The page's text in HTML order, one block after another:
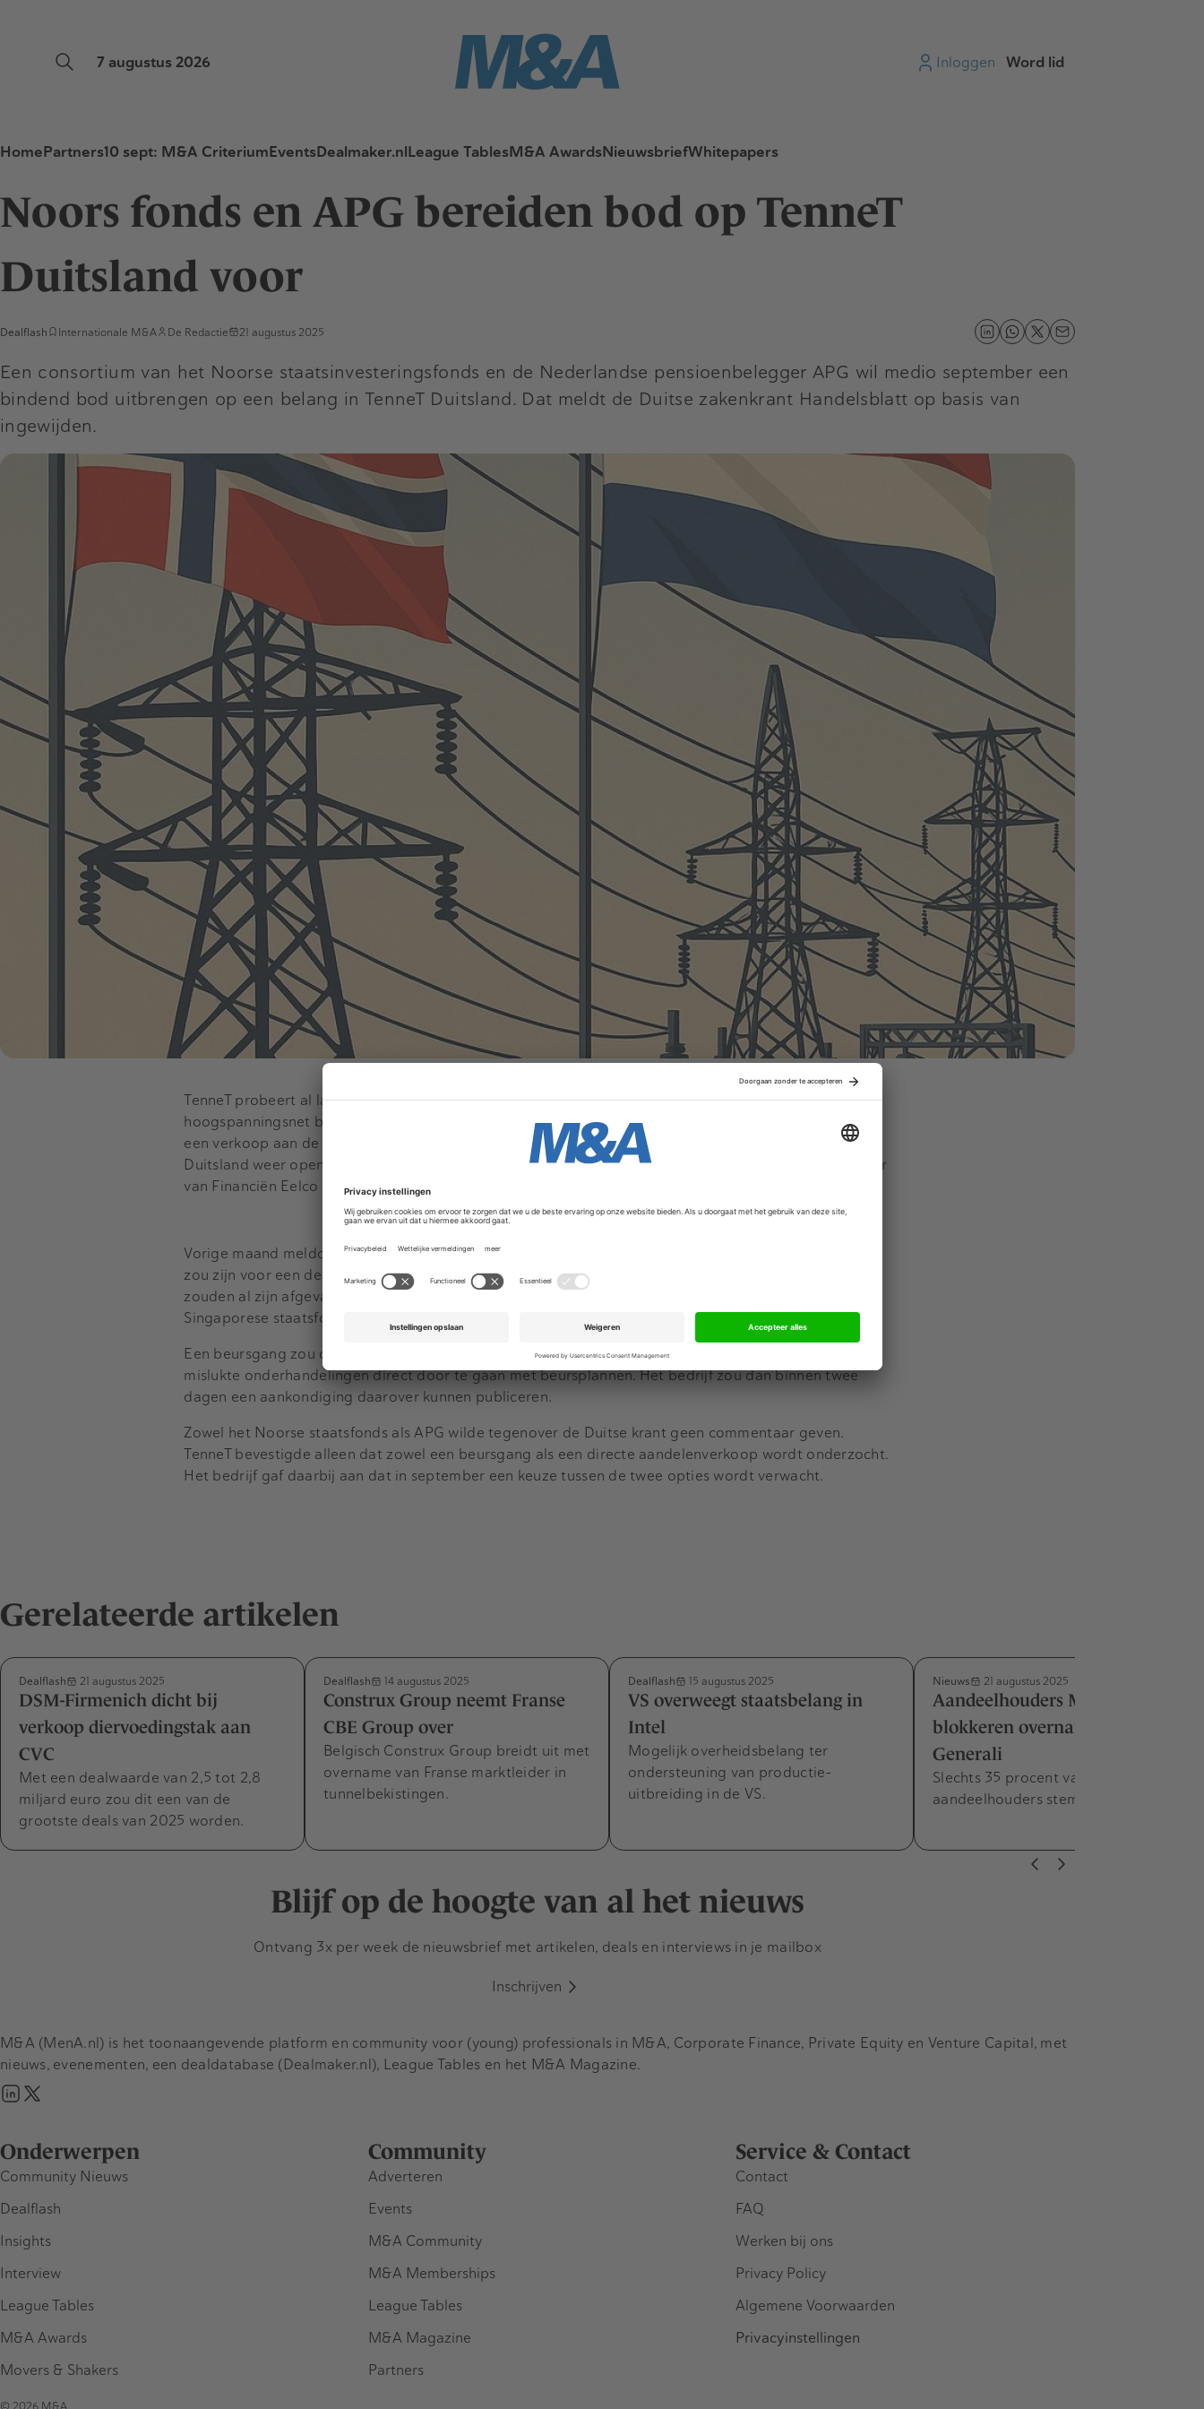
7 augustus 2026 Inloggen Word lid
HomePartners10 sept: M&A CriteriumEventsDealmaker.nlLeague TablesM&A AwardsNieuwsbriefWhitepapers
Noors fonds en APG bereiden bod op TenneT
Duitsland voor
Dealflash Internationale M&A De Redactie 21 augustus 2025
Een consortium van het Noorse staatsinvesteringsfonds en de Nederlandse pensioenbelegger APG wil medio september een
bindend bod uitbrengen op een belang in TenneT Duitsland. Dat meldt de Duitse zakenkrant Handelsblatt op basis van
ingewijden.
TenneT probeert al langer van de Duitse tak af te komen. Het onderhouden van het Duitse
hoogspanningsnet behoort niet tot de taken van een Nederlands staatsbedrijf, vindt het kabinet. Maar
een verkoop aan de Duitse overheid liep eerder spaak. Daardoor kwam de toekomst van TenneT
Duitsland weer open te liggen. Na de zomer volgt waarschijnlijk een besluit, heeft demissionair minister
van Financiën Eelco Heinen (VVD) in juni laten weten.
Advertentie
Vorige maand meldde Het Financieele Dagblad al dat alleen het consortium met APG nog in gesprek
zou zijn voor een deelneming in TenneT Duitsland. Andere investeerders die een voorlopig bod deden,
zouden al zijn afgevallen. Volgens Handelsblatt zijn de consortiumpartners ook nog in gesprek met het
Singaporese staatsfonds GIC, dat zich nog bij de twee zou kunnen aansluiten.
Een beursgang zou ook nog een optie zijn. Volgens Handelsblatt is TenneT Duitsland voorbereid om bij
mislukte onderhandelingen direct door te gaan met beursplannen. Het bedrijf zou dan binnen twee
dagen een aankondiging daarover kunnen publiceren.
Zowel het Noorse staatsfonds als APG wilde tegenover de Duitse krant geen commentaar geven.
TenneT bevestigde alleen dat zowel een beursgang als een directe aandelenverkoop wordt onderzocht.
Het bedrijf gaf daarbij aan dat in september een keuze tussen de twee opties wordt verwacht.
Gerelateerde artikelen
Dealflash 21 augustus 2025
DSM-Firmenich dicht bij
verkoop diervoedingstak aan
CVC
Met een dealwaarde van 2,5 tot 2,8
miljard euro zou dit een van de
grootste deals van 2025 worden.
Dealflash 14 augustus 2025
Construx Group neemt Franse
CBE Group over
Belgisch Construx Group breidt uit met
overname van Franse marktleider in
tunnelbekistingen.
Dealflash 15 augustus 2025
VS overweegt staatsbelang in
Intel
Mogelijk overheidsbelang ter
ondersteuning van productie-
uitbreiding in de VS.
Nieuws 21 augustus 2025
Aandeelhouders Mediobanca
blokkeren overname Banca
Generali
Slechts 35 procent van de
aandeelhouders stemde voor het plan.
Blijf op de hoogte van al het nieuws
Ontvang 3x per week de nieuwsbrief met artikelen, deals en interviews in je mailbox
Inschrijven
Onderwerpen
Community Nieuws
Dealflash
Insights
Interview
League Tables
M&A Awards
Movers & Shakers
Community
Adverteren
Events
M&A Community
M&A Memberships
League Tables
M&A Magazine
Partners
Service & Contact
Contact
FAQ
Werken bij ons
Privacy Policy
Algemene Voorwaarden
Privacyinstellingen
M&A (MenA.nl) is het toonaangevende platform en community voor (young) professionals in M&A, Corporate Finance, Private Equity en Venture Capital, met
nieuws, evenementen, een dealdatabase (Dealmaker.nl), League Tables en het M&A Magazine.
© 2026 M&A